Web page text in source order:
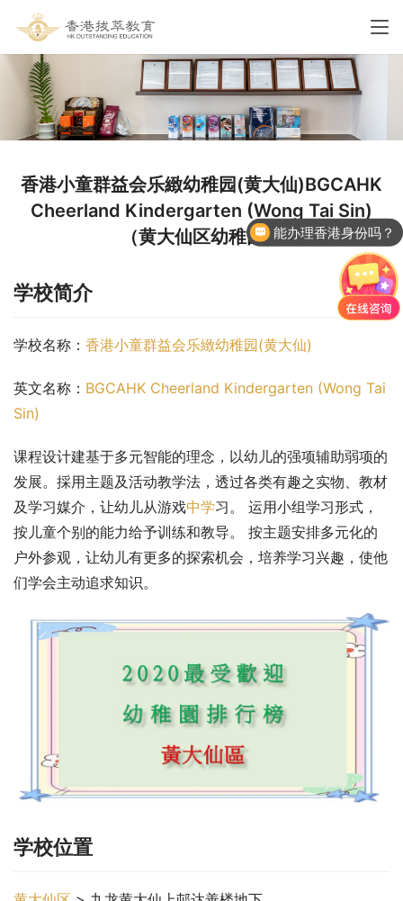
香港小童群益会乐緻幼稚园(黄大仙)BGCAHK
Cheerland Kindergarten (Wong Tai Sin)
（黄大仙区幼稚园）
学校简介
学校名称： 香港小童群益会乐緻幼稚园(黄大仙)
英文名称： BGCAHK Cheerland Kindergarten (Wong Tai
Sin)
课程设计建基于多元智能的理念，以幼儿的强项辅助弱项的
发展。採用主题及活动教学法，透过各类有趣之实物、教材
及学习媒介，让幼儿从游戏中学习。 运用小组学习形式，
按儿童个别的能力给予训练和教导。 按主题安排多元化的
户外参观，让幼儿有更多的探索机会，培养学习兴趣，使他
们学会主动追求知识。
学校位置
能办理香港身份吗？